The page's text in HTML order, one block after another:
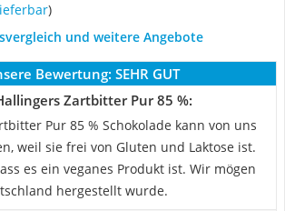
)
und weitere Angebote
Bewertung: SEHR GUT
Zartbitter Pur 85 %:
Pur 85 % Schokolade kann von uns
weil sie frei von Gluten und Laktose ist.
es ein veganes Produkt ist. Wir mögen
hergestellt wurde.